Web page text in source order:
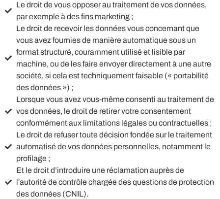
Le droit de vous opposer au traitement de vos données,
par exemple à des fins marketing ;
Le droit de recevoir les données vous concernant que
vous avez fournies de manière automatique sous un
format structuré, couramment utilisé et lisible par
machine, ou de les faire envoyer directement à une autre
société, si cela est techniquement faisable (« portabilité
des données ») ;
Lorsque vous avez vous-même consenti au traitement de
vos données, le droit de retirer votre consentement
conformément aux limitations légales ou contractuelles ;
Le droit de refuser toute décision fondée sur le traitement
automatisé de vos données personnelles, notamment le
profilage ;
Et le droit d’introduire une réclamation auprès de
l'autorité de contrôle chargée des questions de protection
des données (CNIL).